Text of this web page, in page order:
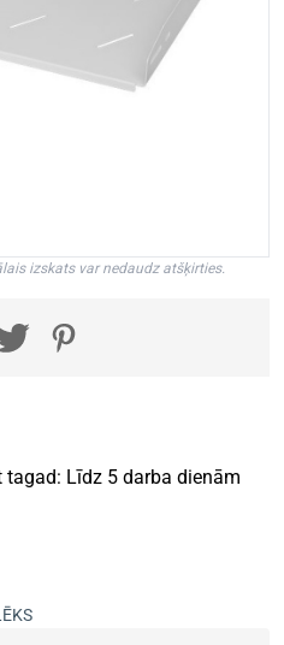
izskats var nedaudz atšķirties.
Līdz 5 darba dienām